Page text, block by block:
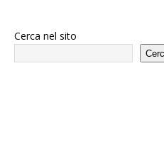
Cerca nel sito